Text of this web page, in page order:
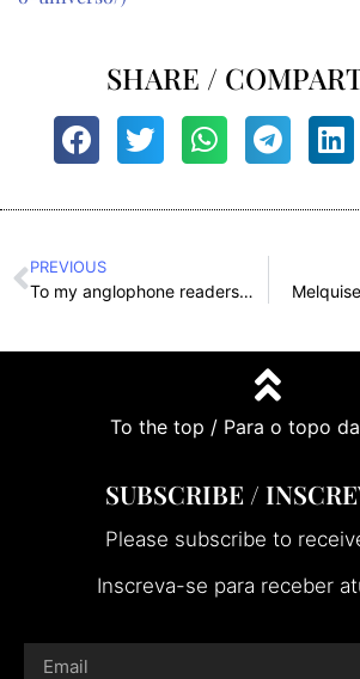
SHARE /
PREVIOUS
To my anglophone readers…
To the top / Para o topo
SUBSCRIBE /
Please subscribe to
Inscreva-se para receber